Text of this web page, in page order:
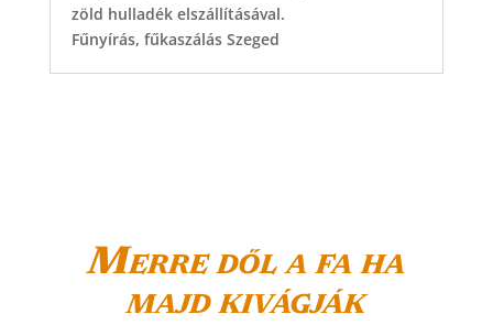
zöld hulladék elszállításával.
Fűnyírás, fűkaszálás Szeged
Merre dől a fa ha
majd kivágják